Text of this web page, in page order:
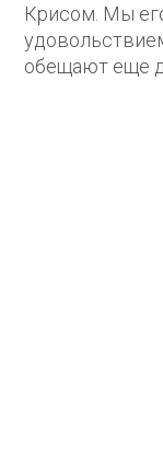
Крисом. Мы
обещают еще